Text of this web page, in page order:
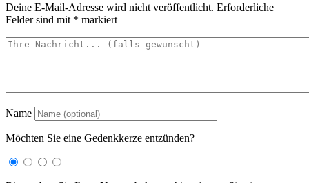
Deine E-Mail-Adresse wird nicht veröffentlicht. Erforderliche
Felder sind mit * markiert
Name
Möchten Sie eine Gedenkkerze entzünden?